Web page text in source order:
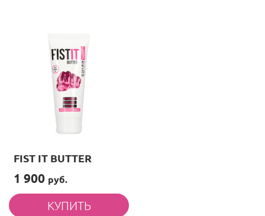
FIST IT BUTTER
1 900 руб.